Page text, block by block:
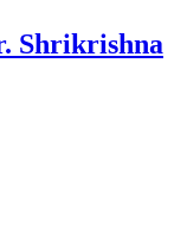
Shrikrishna